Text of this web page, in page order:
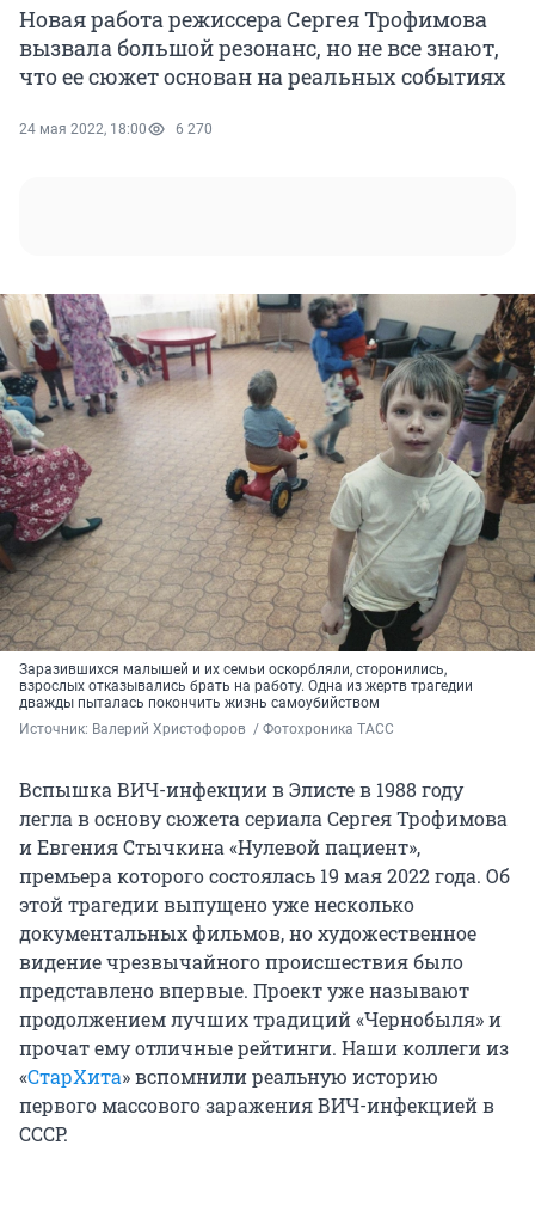
Новая работа режиссера Сергея Трофимова
вызвала большой резонанс, но не все знают,
что ее сюжет основан на реальных событиях
24 мая 2022, 18:00 6 270
Заразившихся малышей и их семьи оскорбляли, сторонились,
взрослых отказывались брать на работу. Одна из жертв трагедии
дважды пыталась покончить жизнь самоубийством
Источник: Валерий Христофоров  / Фотохроника ТАСС
Вспышка ВИЧ-инфекции в Элисте в 1988 году
легла в основу сюжета сериала Сергея Трофимова
и Евгения Стычкина «Нулевой пациент»,
премьера которого состоялась 19 мая 2022 года. Об
этой трагедии выпущено уже несколько
документальных фильмов, но художественное
видение чрезвычайного происшествия было
представлено впервые. Проект уже называют
продолжением лучших традиций «Чернобыля» и
прочат ему отличные рейтинги. Наши коллеги из
«СтарХита» вспомнили реальную историю
первого массового заражения ВИЧ-инфекцией в
СССР.